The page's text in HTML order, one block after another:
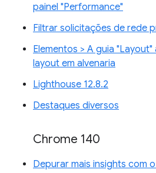
painel "Performance"
Filtrar solicitações de rede
Elementos > A guia
layout em alvenaria
Lighthouse 12.8.2
Destaques diversos
Chrome 140
Depurar mais insights com